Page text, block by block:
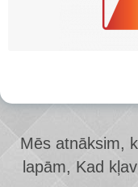
Mēs atnāksim,
lapām, Kad